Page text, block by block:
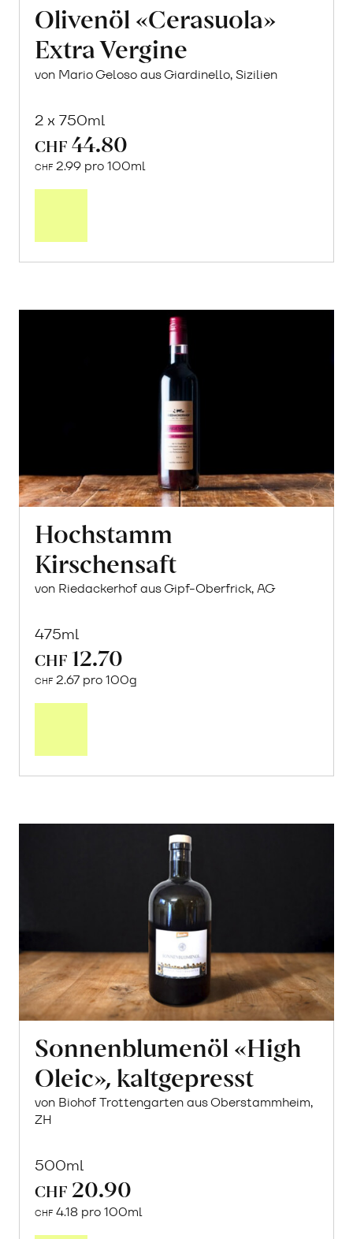
Olivenöl «Cerasuola»
Extra Vergine
von Mario Geloso aus Giardinello, Sizilien
2 x 750ml
CHF 44.80
CHF 2.99 pro 100ml
Hochstamm
Kirschensaft
von Riedackerhof aus Gipf-Oberfrick, AG
475ml
CHF 12.70
CHF 2.67 pro 100g
Sonnenblumenöl «High
Oleic», kaltgepresst
von Biohof Trottengarten aus Oberstammheim,
ZH
500ml
CHF 20.90
CHF 4.18 pro 100ml